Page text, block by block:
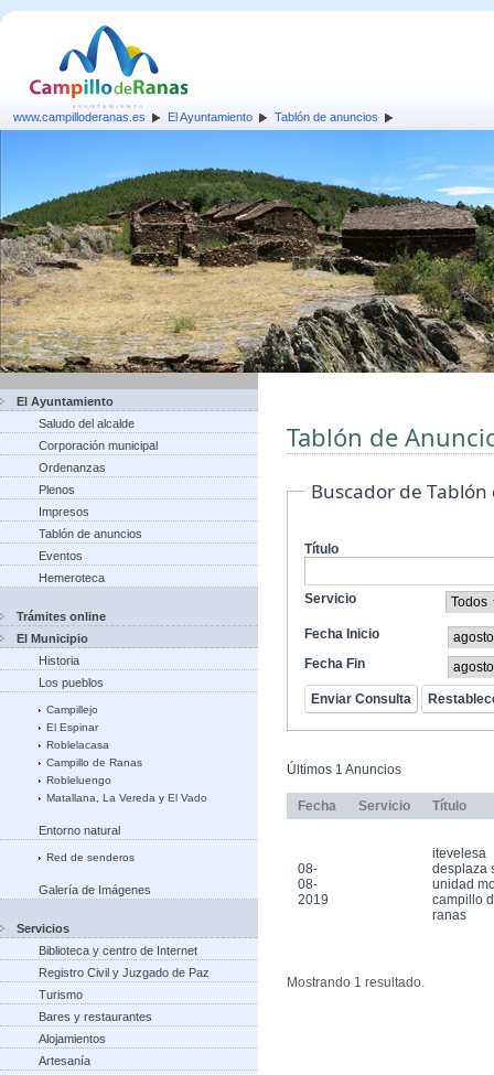
www.campilloderanas.es El Ayuntamiento Tablón de anuncios
El Ayuntamiento
Saludo del alcalde
Corporación municipal
Ordenanzas
Plenos
Impresos
Tablón de anuncios
Eventos
Hemeroteca
Trámites online
El Municipio
Historia
Los pueblos
Campillejo
El Espinar
Roblelacasa
Campillo de Ranas
Robleluengo
Matallana, La Vereda y El Vado
Entorno natural
Red de senderos
Galería de Imágenes
Servicios
Biblioteca y centro de Internet
Registro Civil y Juzgado de Paz
Turismo
Bares y restaurantes
Alojamientos
Artesanía
Tablón de
Buscador de
Título
Servicio
Fecha Inicio
Fecha Fin
Últimos 1 Anuncios
Fecha Servicio Título
08-
08-
2019
itevelesa
desplaza
unidad
campillo
ranas
Mostrando 1 resultado.